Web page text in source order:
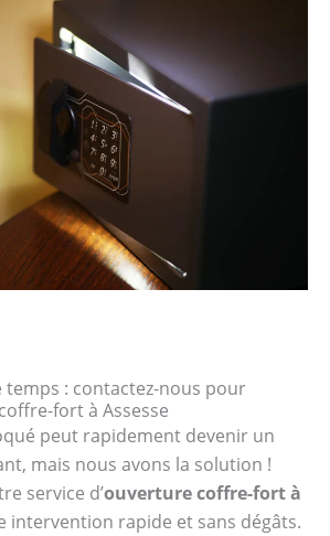
temps : contactez-nous pour
fort à Assesse
peut rapidement devenir un
mais nous avons la solution !
service d’ouverture coffre-fort à
intervention rapide et sans dégâts.